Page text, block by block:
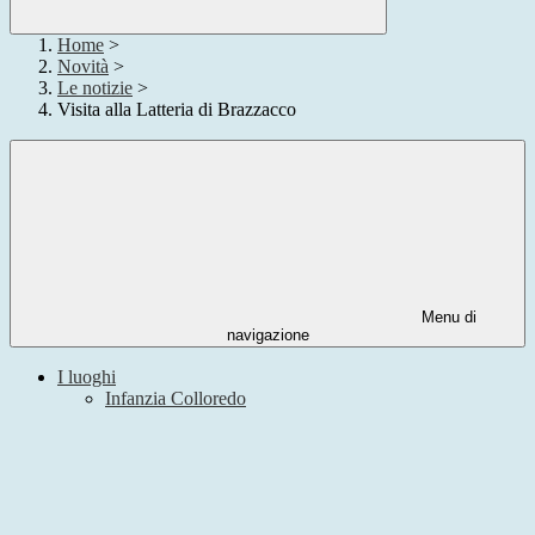
Home >
Novità >
Le notizie >
Visita alla Latteria di Brazzacco
Menu di
navigazione
I luoghi
Infanzia Colloredo